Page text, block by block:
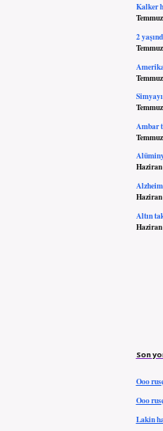
Kalker
2
Ambar
Haziran
Haziran
Altın
Haziran
Son
Ooo
Ooo
Lakin